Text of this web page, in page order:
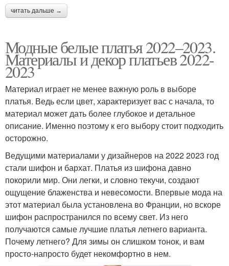
читать дальше →
Модные белые платья 2022–2023.
Материалы и декор платьев 2022-
2023
Материал играет не менее важную роль в выборе
платья. Ведь если цвет, характеризует вас с начала, то
материал может дать более глубокое и детальное
описание. Именно поэтому к его выбору стоит подходить
осторожно.
Ведущими материалами у дизайнеров на 2022 2023 год
стали шифон и бархат. Платья из шифона давно
покорили мир. Они легки, и словно текучи, создают
ощущение блаженства и невесомости. Впервые мода на
этот материал была установлена во Франции, но вскоре
шифон распространился по всему свет. Из него
получаются самые лучшие платья летнего варианта.
Почему летнего? Для зимы он слишком тонок, и вам
просто-напросто будет некомфортно в нем.